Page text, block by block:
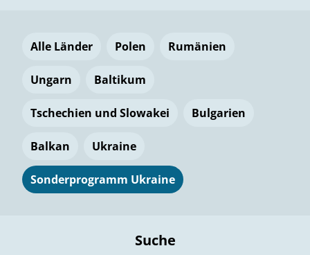
Alle Länder Polen Rumänien
Ungarn Baltikum
Tschechien und Slowakei Bulgarien
Balkan Ukraine
Sonderprogramm Ukraine
Suche